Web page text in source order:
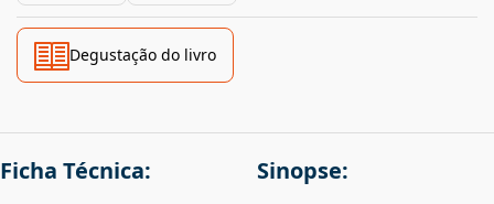
Degustação do livro
Ficha Técnica: Sinopse: